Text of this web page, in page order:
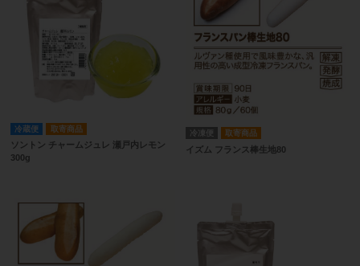
冷蔵便 取寄商品
ソントン チャームジュレ 瀬戸内レモン
300g
冷凍便 取寄商品
イズム フランス棒生地80